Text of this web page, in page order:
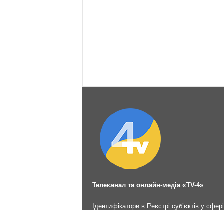
Телеканал та онлайн-медіа «TV-4»
Ідентифікатори в Реєстрі суб’єктів у сфері